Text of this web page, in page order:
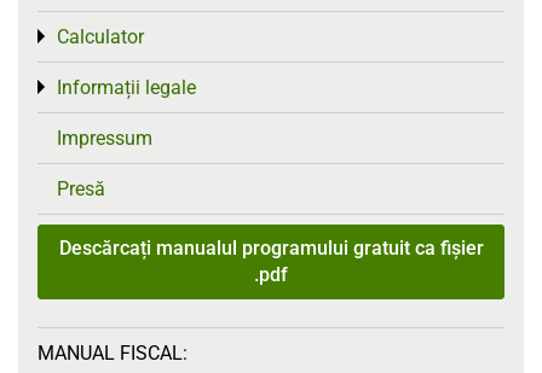
Calculator
Toggle menu
Informații legale
Toggle menu
Impressum
Presă
Descărcați manualul programului gratuit ca fișier
.pdf
MANUAL FISCAL: